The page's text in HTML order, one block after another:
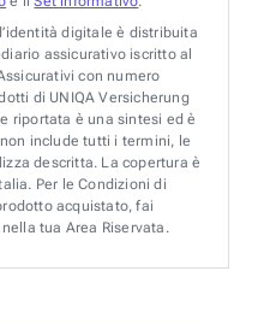
digitale è distribuita
assicurativo iscritto al
con numero
di UNIQA Versicherung
riportata è una sintesi ed è
include tutti i termini, le
descritta. La copertura è
Per le Condizioni di
acquistato, fai
tua Area Riservata.